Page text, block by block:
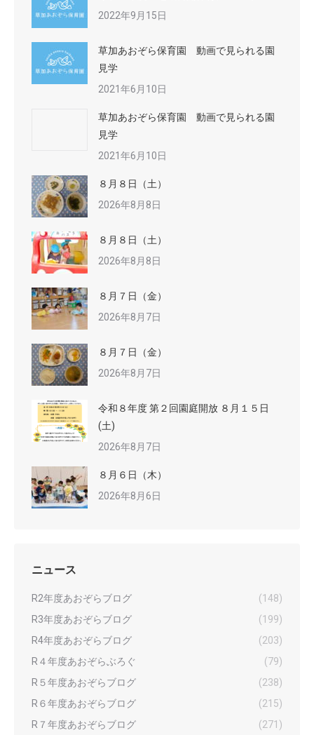
2022年9月15日
草加あおぞら保育園 動画で見られる園
見学
2021年6月10日
草加あおぞら保育園 動画で見られる園
見学
2021年6月10日
８月８日（土）
2026年8月8日
８月８日（土）
2026年8月8日
８月７日（金）
2026年8月7日
８月７日（金）
2026年8月7日
令和８年度 第２回園庭開放 ８月１５日
(土)
2026年8月7日
８月６日（木）
2026年8月6日
ニュース
R2年度あおぞらブログ
(148)
R3年度あおぞらブログ
(199)
R4年度あおぞらブログ
(203)
R４年度あおぞらぶろぐ
(79)
R５年度あおぞらブログ
(238)
R６年度あおぞらブログ
(215)
R７年度あおぞらブログ
(271)